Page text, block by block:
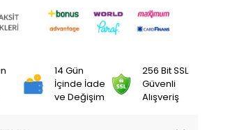
14 Gün
İçinde İade
ve Değişim
256 Bit SSL
Güvenli
Alışveriş